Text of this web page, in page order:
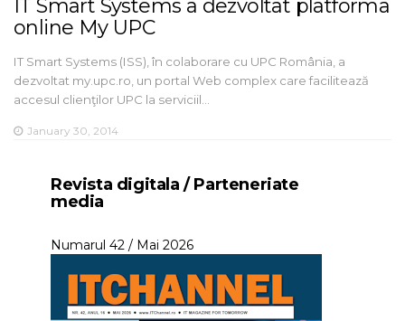
IT Smart Systems a dezvoltat platforma
online My UPC
IT Smart Systems (ISS), în colaborare cu UPC România, a
dezvoltat my.upc.ro, un portal Web complex care facilitează
accesul clienţilor UPC la serviciil…
January 30, 2014
Revista digitala / Parteneriate
media
Numarul 42 / Mai 2026